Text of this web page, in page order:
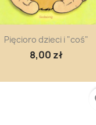
Szybki podgląd
Pięcioro dzieci i "coś"
8,00 zł